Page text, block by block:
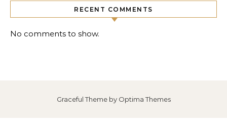
RECENT COMMENTS
No comments to show.
Graceful Theme by Optima Themes